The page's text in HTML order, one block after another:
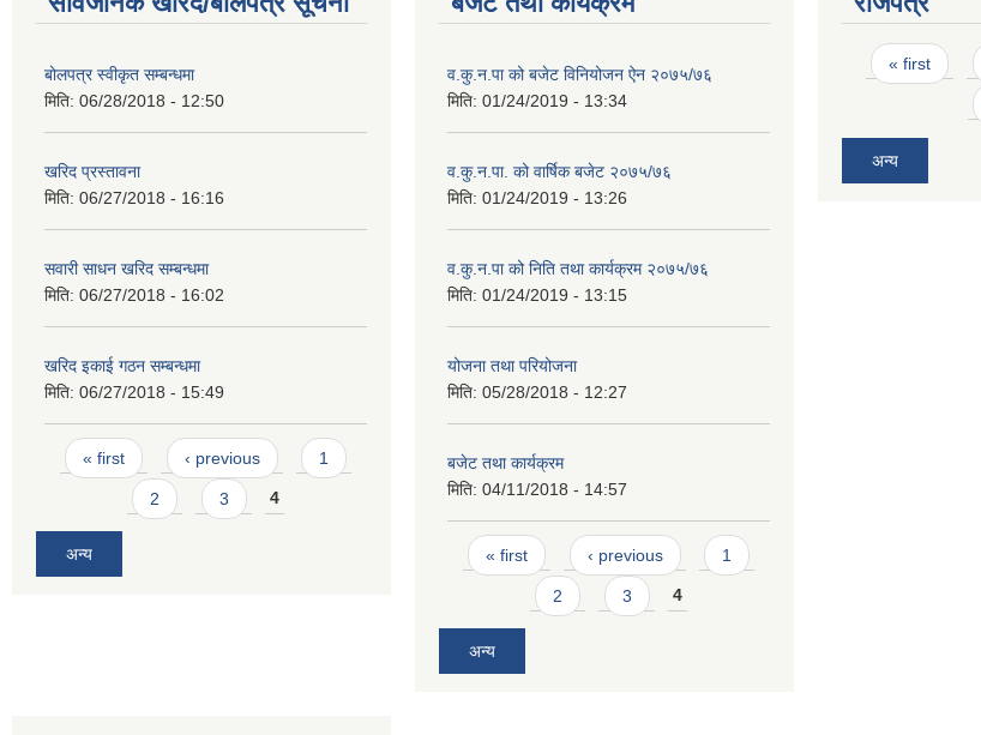
बोलपत्र स्वीकृत सम्बन्धमा
मिति: 06/28/2018 - 12:50
खरिद प्रस्तावना
मिति: 06/27/2018 - 16:16
सवारी साधन खरिद सम्बन्धमा
मिति: 06/27/2018 - 16:02
खरिद इकाई गठन सम्बन्धमा
मिति: 06/27/2018 - 15:49
Pages
« first ‹ previous 1
2 3 4
अन्य
व.कु.न.पा को बजेट विनियोजन ऐन २०७५/७६
मिति: 01/24/2019 - 13:34
व.कु.न.पा. को वार्षिक बजेट २०७५/७६
मिति: 01/24/2019 - 13:26
व.कु.न.पा को निति तथा कार्यक्रम २०७५/७६
मिति: 01/24/2019 - 13:15
योजना तथा परियोजना
मिति: 05/28/2018 - 12:27
बजेट तथा कार्यक्रम
मिति: 04/11/2018 - 14:57
Pages
« first ‹ previous 1
2 3 4
अन्य
Pages
« first
अन्य